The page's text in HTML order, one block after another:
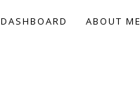
DASHBOARD ABOUT ME